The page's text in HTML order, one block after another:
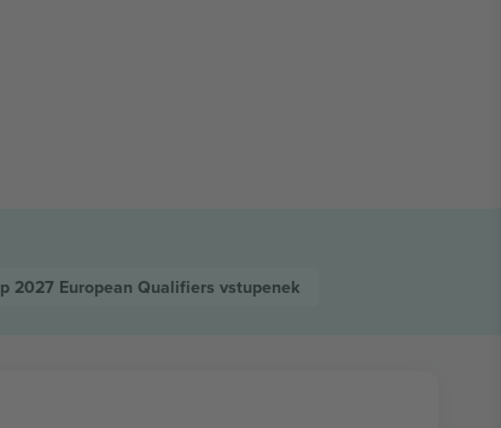
2027 European Qualifiers vstupenek